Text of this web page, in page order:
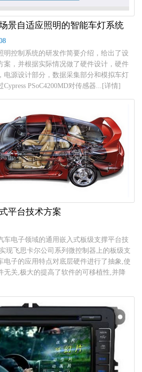
景自适应照明的智能车灯系统
明控制系统的研发作简要介绍，给出了设
案，并根据实际情况做了硬件设计，硬件
电源设计部分，数据采集部分和模拟车灯
PSoC4200MD对传感器...[详情]
平台技术方案
车电子领域的通用嵌入式板级支撑平台技
现飞思卡尔公司系列微控制器上的板级支
电子的应用特点对底层硬件进行了抽象,使
无关,极大的提高了软件的可移植性,并降